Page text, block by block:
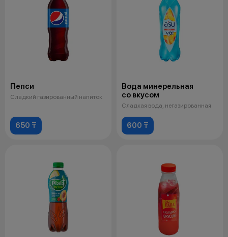
Пепси
Сладкий газированный напиток
650 ₸
Вода минерельная
со вкусом
Сладкая вода, негазированная
600 ₸